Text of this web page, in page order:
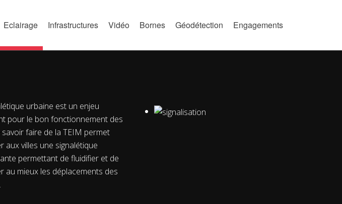
Eclairage Infrastructures Vidéo Bornes Géodétection Engagements
urbaine est un enjeu
pour le bon fonctionnement des
savoir faire de la TEIM permet
aux villes une signalétique
permettant de fluidifier et de
au mieux les déplacements des